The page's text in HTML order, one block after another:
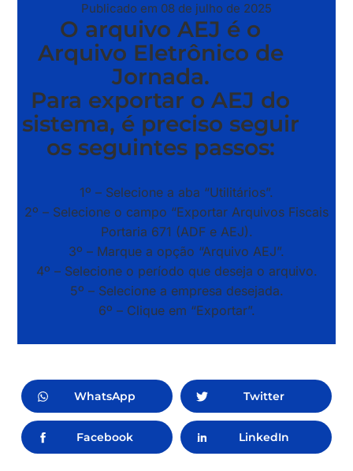
Publicado em 08 de julho de 2025
O arquivo AEJ é o
Arquivo Eletrônico de
Jornada.
Para exportar o AEJ do
sistema, é preciso seguir
os seguintes passos:
1º – Selecione a aba “Utilitários”.
2º – Selecione o campo “Exportar Arquivos Fiscais
Portaria 671 (ADF e AEJ).
3º – Marque a opção “Arquivo AEJ”.
4º – Selecione o período que deseja o arquivo.
5º – Selecione a empresa desejada.
6º – Clique em “Exportar”.
WhatsApp Twitter
Facebook LinkedIn